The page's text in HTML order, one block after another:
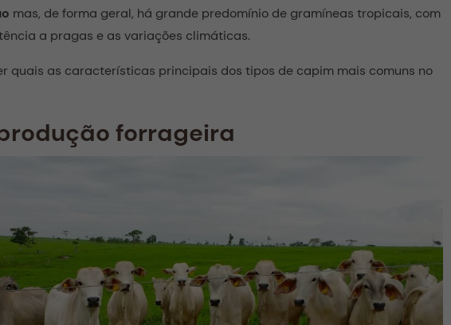
mas, de forma geral, há grande predomínio de gramíneas tropicais, com
a pragas e as variações climáticas.
quais as características principais dos tipos de capim mais comuns no
forrageira